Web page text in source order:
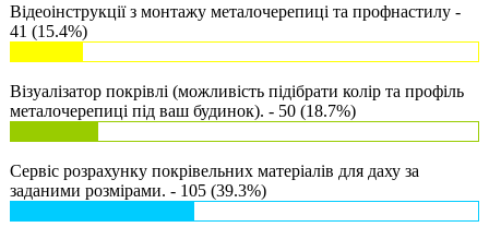
Відеоінструкції з монтажу металочерепиці та профнастилу -
41 (15.4%)
Візуалізатор покрівлі (можливість підібрати колір та профіль
металочерепиці під ваш будинок). - 50 (18.7%)
Сервіс розрахунку покрівельних матеріалів для даху за
заданими розмірами. - 105 (39.3%)